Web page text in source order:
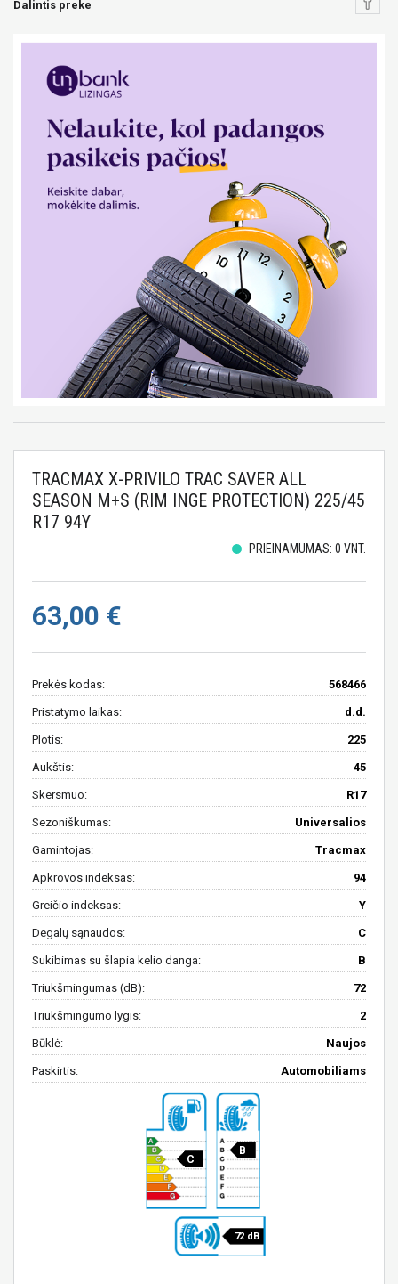
Dalintis preke
TRACMAX X-PRIVILO TRAC SAVER ALL
SEASON M+S (RIM INGE PROTECTION) 225/45
R17 94Y
PRIEINAMUMAS: 0 VNT.
63,00 €
Prekės kodas: 568466
Pristatymo laikas: d.d.
Plotis: 225
Aukštis: 45
Skersmuo: R17
Sezoniškumas: Universalios
Gamintojas: Tracmax
Apkrovos indeksas: 94
Greičio indeksas: Y
Degalų sąnaudos: C
Sukibimas su šlapia kelio danga: B
Triukšmingumas (dB): 72
Triukšmingumo lygis: 2
Būklė: Naujos
Paskirtis: Automobiliams
C
B
72 dB